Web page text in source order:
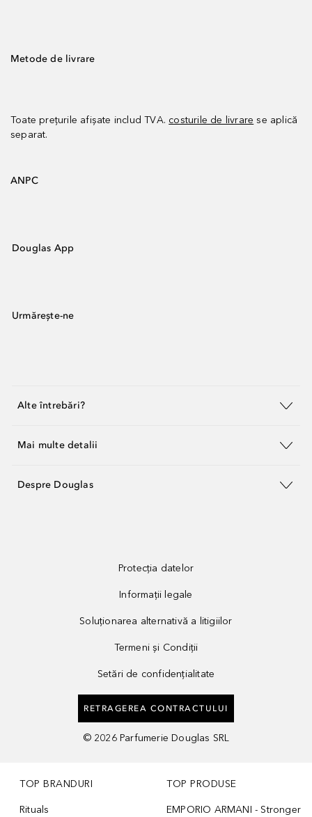
Metode de livrare
Toate prețurile afișate includ TVA. costurile de livrare se aplică
separat.
ANPC
Douglas App
Urmărește-ne
Alte întrebări?
Mai multe detalii
Despre Douglas
Protecția datelor
Informații legale
Soluționarea alternativă a litigiilor
Termeni și Condiții
Setări de confidențialitate
RETRAGEREA CONTRACTULUI
© 2026 Parfumerie Douglas SRL
TOP BRANDURI
Rituals
TOP PRODUSE
EMPORIO ARMANI - Stronger